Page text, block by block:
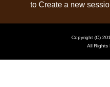
to Create a new
Copyright (C)
All Rights